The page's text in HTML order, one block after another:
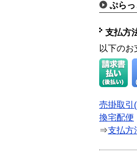
ぷら
支払方
以下のお
売掛取引
換宅配便
⇒支払方